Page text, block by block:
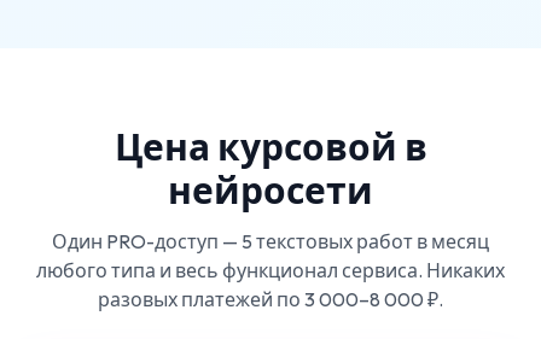
Цена курсовой в
нейросети
Один PRO-доступ — 5 текстовых работ в месяц
любого типа и весь функционал сервиса. Никаких
разовых платежей по 3 000–8 000 ₽.